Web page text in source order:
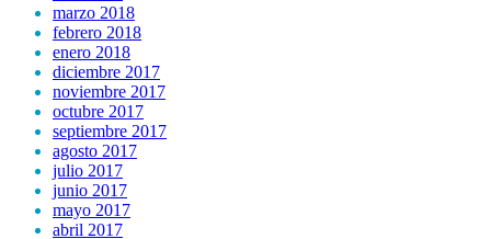
marzo 2018
febrero 2018
enero 2018
diciembre 2017
noviembre 2017
octubre 2017
septiembre 2017
agosto 2017
julio 2017
junio 2017
mayo 2017
abril 2017